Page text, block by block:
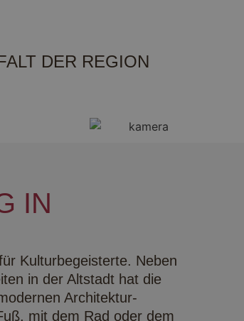
DER REGION
IN
Kulturbegeisterte. Neben
in der Altstadt hat die
Architektur-
mit dem Rad oder dem